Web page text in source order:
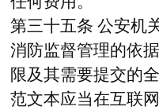
第三十五条 公安机
消防监督管理的依
限及其需要提交的
范文本应当在互联